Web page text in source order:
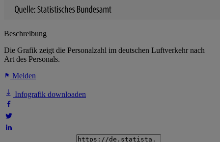
Beschreibung
Die Grafik zeigt die Personalzahl im deutschen Luftverkehr nach
Art des Personals.
Melden
Infografik downloaden